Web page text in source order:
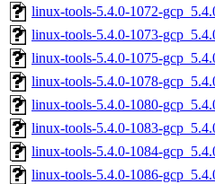
linux-tools-5.4.0-1072-
linux-tools-5.4.0-1073-
linux-tools-5.4.0-1075-
linux-tools-5.4.0-1078-
linux-tools-5.4.0-1080-
linux-tools-5.4.0-1083-
linux-tools-5.4.0-1084-
linux-tools-5.4.0-1086-